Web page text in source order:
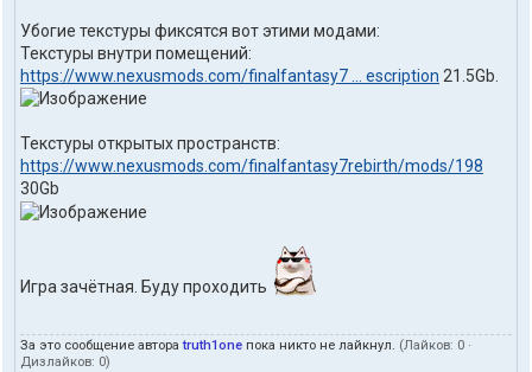
Убогие текстуры фиксятся вот этими модами:
Текстуры внутри помещений:
https://www.nexusmods.com/finalfantasy7 ... escription 21.5Gb.
Текстуры открытых пространств:
https://www.nexusmods.com/finalfantasy7rebirth/mods/198
30Gb
Игра зачётная. Буду проходить
За это сообщение автораtruth1one пока никто не лайкнул. (Лайков: 0 ·
Дизлайков: 0)